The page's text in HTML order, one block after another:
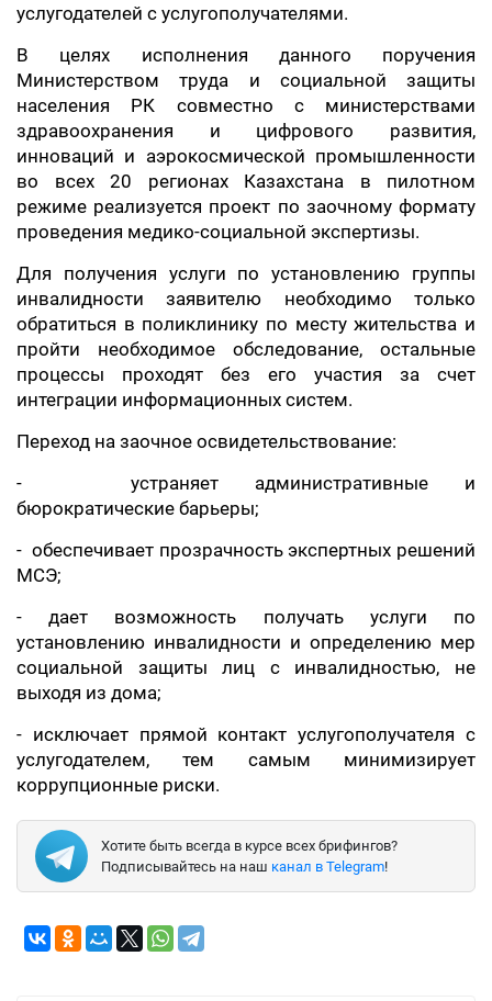
услугодателей с услугополучателями.
В целях исполнения данного поручения
Министерством труда и социальной защиты
населения РК совместно с министерствами
здравоохранения и цифрового развития,
инноваций и аэрокосмической промышленности
во всех 20 регионах Казахстана в пилотном
режиме реализуется проект по заочному формату
проведения медико-социальной экспертизы.
Для получения услуги по установлению группы
инвалидности заявителю необходимо только
обратиться в поликлинику по месту жительства и
пройти необходимое обследование, остальные
процессы проходят без его участия за счет
интеграции информационных систем.
Переход на заочное освидетельствование:
- устраняет административные и
бюрократические барьеры;
- обеспечивает прозрачность экспертных решений
МСЭ;
- дает возможность получать услуги по
установлению инвалидности и определению мер
социальной защиты лиц с инвалидностью, не
выходя из дома;
- исключает прямой контакт услугополучателя с
услугодателем, тем самым минимизирует
коррупционные риски.
Хотите быть всегда в курсе всех брифингов?
Подписывайтесь на наш канал в Telegram!